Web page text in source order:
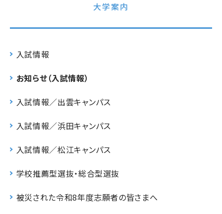
大学案内
入試情報
お知らせ（入試情報）
入試情報／出雲キャンパス
入試情報／浜田キャンパス
入試情報／松江キャンパス
学校推薦型選抜・総合型選抜
被災された令和8年度志願者の皆さまへ